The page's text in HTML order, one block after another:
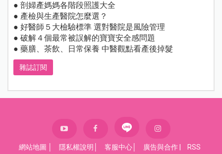
● 剖婦產媽媽各階段照護大全
● 產檢與生產醫院怎麼選？
● 好醫師５大檢驗標準 選對醫院是風險管理
● 破解４個最常被誤解的寶寶安全感問題
● 藥膳、茶飲、日常保養 中醫觀點看產後掉髮
雜誌訂閱
網站地圖 隱私權說明 客服中心 廣告與合作 RSS